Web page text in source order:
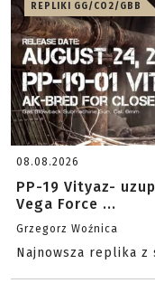
REPLIKI GG/CO2/GBB
08.08.2026
PP-19 Vityaz-
Vega Force ...
Grzegorz Woźnica
Najnowsza replika z